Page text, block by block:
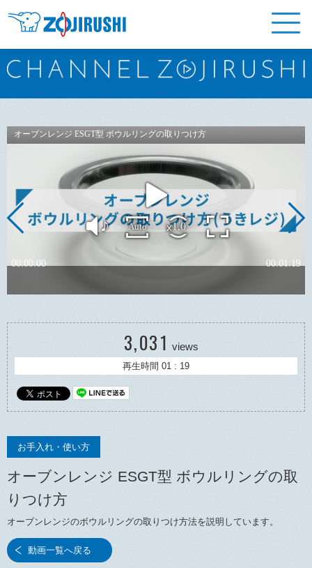
3,031 views
再生時間 01 : 19
お手入れ・使い方
オーブンレンジ ESGT型 ボウルリングの取
りつけ方
オーブンレンジのボウルリングの取りつけ方法を説明しています。
動画一覧へ戻る